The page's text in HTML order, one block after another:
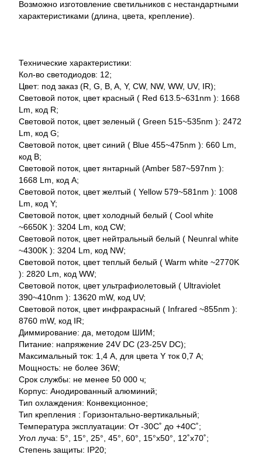
Возможно изготовление светильников с нестандартными
характеристиками (длина, цвета, крепление).
Технические характеристики:
Кол-во светодиодов: 12;
Цвет: под заказ (R, G, B, A, Y, CW, NW, WW, UV, IR);
Световой поток, цвет красный ( Red 613.5~631nm ): 1668
Lm, код R;
Световой поток, цвет зеленый ( Green 515~535nm ): 2472
Lm, код G;
Световой поток, цвет синий ( Blue 455~475nm ): 660 Lm,
код B;
Световой поток, цвет янтарный (Amber 587~597nm ):
1668 Lm, код A;
Световой поток, цвет желтый ( Yellow 579~581nm ): 1008
Lm, код Y;
Световой поток, цвет холодный белый ( Cool white
~6650K ): 3204 Lm, код CW;
Световой поток, цвет нейтральный белый ( Neunral white
~4300K ): 3204 Lm, код NW;
Световой поток, цвет теплый белый ( Warm white ~2770K
): 2820 Lm, код WW;
Световой поток, цвет ультрафиолетовый ( Ultraviolet
390~410nm ): 13620 mW, код UV;
Световой поток, цвет инфракрасный ( Infrared ~855nm ):
8760 mW, код IR;
Диммирование: да, методом ШИМ;
Питание: напряжение 24V DC (23-25V DC);
Максимальный ток: 1,4 А, для цвета Y ток 0,7 А;
Мощность: не более 36W;
Срок службы: не менее 50 000 ч;
Корпус: Анодированный алюминий;
Тип охлаждения: Конвекционное;
Тип крепления : Горизонтально-вертикальный;
Температура эксплуатации: От -30С˚ до +40С˚;
Угол луча: 5°, 15°, 25°, 45°, 60°, 15°x50°, 12˚x70˚;
Степень защиты: IP20;